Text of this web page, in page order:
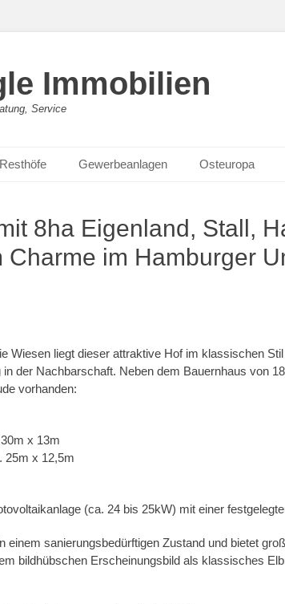
Immobilien
Service
Resthöfe Gewerbeanlagen Osteuropa
8ha Eigenland, Stall,
Charme im Hamburger
Wiesen liegt dieser attraktive Hof im klassischen
der Nachbarschaft. Neben dem Bauernhaus von
vorhanden:
x 13m
25m x 12,5m
(ca. 24 bis 25kW) mit einer
einem sanierungsbedürftigen Zustand und bietet
bildhübschen Erscheinungsbild als klassisches